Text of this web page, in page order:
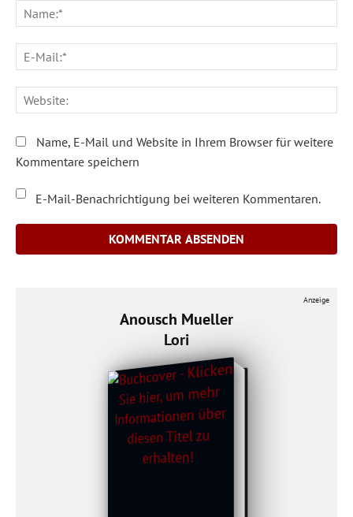
Name, E-Mail und Website in Ihrem Browser für weitere
Kommentare speichern
E-Mail-Benachrichtigung bei weiteren Kommentaren.
Anzeige
Anousch Mueller
Lori